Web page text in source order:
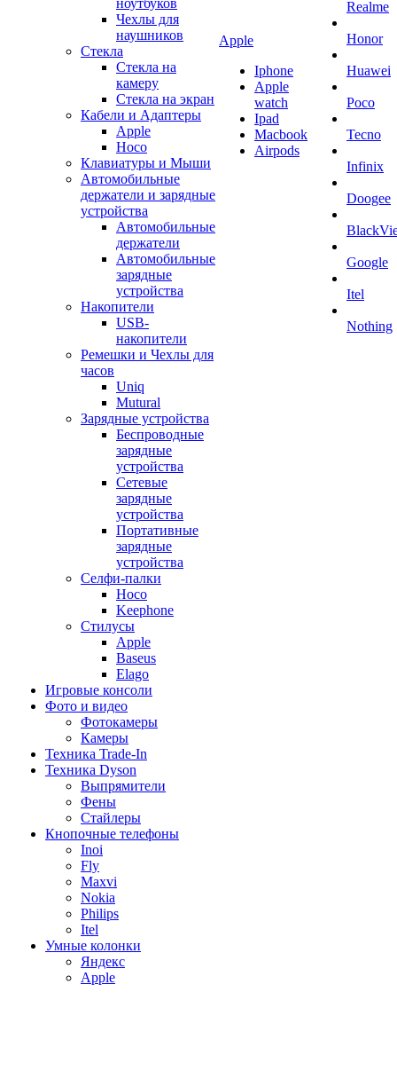
ноутбуков
Чехлы для
наушников
Стекла
Стекла на
камеру
Стекла на экран
Кабели и Адаптеры
Apple
Hoco
Клавиатуры и Мыши
Автомобильные
держатели и зарядные
устройства
Автомобильные
держатели
Автомобильные
зарядные
устройства
Накопители
USB-
накопители
Ремешки и Чехлы для
часов
Uniq
Mutural
Зарядные устройства
Беспроводные
зарядные
устройства
Сетевые
зарядные
устройства
Портативные
зарядные
устройства
Селфи-палки
Hoco
Keephone
Стилусы
Apple
Baseus
Elago
Игровые консоли
Фото и видео
Фотокамеры
Камеры
Техника Trade-In
Техника Dyson
Выпрямители
Фены
Стайлеры
Кнопочные телефоны
Inoi
Fly
Maxvi
Nokia
Philips
Itel
Умные колонки
Яндекс
Apple
Apple
Iphone
Apple
watch
Ipad
Macbook
Airpods
Realme
Honor
Huawei
Poco
Tecno
Infinix
Doogee
Google
Itel
Nothing